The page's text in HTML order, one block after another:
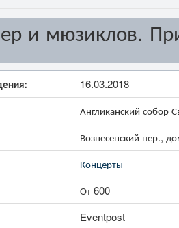
и мюзиклов.
16.03.2018
Англиканский собор
Вознесенский пер.,
Концерты
От 600
Eventpost